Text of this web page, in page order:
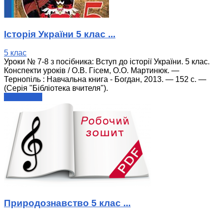
Історія України 5 клас ...
5 клас
Уроки № 7-8 з посібника: Вступ до історії України. 5 клас.
Конспекти уроків / О.В. Гісем, О.О. Мартинюк. —
Тернопіль : Навчальна книга - Богдан, 2013. — 152 с. —
(Серія "Бібліотека вчителя").
Природознавство 5 клас ...